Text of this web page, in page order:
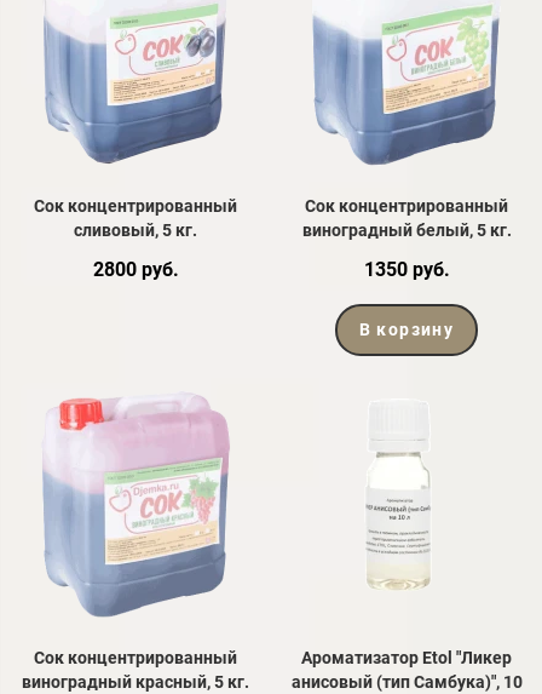
Сок концентрированный
сливовый, 5 кг.
2800 руб.
Сок концентрированный
виноградный белый, 5 кг.
1350 руб.
В корзину
Сок концентрированный
виноградный красный, 5 кг.
Ароматизатор Etol "Ликер
анисовый (тип Самбука)", 10